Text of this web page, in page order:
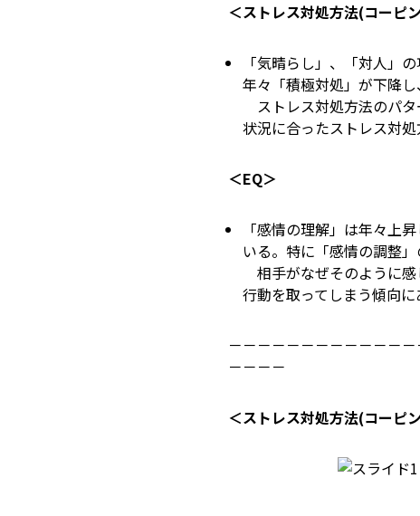
＜ストレス対処方法(コーピ
「気晴らし」、「対人」
年々「積極対処」が下降
ストレス対処方法のパタ
状況に合ったストレス対
＜EQ＞
「感情の理解」は年々上
いる。特に「感情の調整」
相手がなぜそのように
行動を取ってしまう傾向に
－－－－－－－－－－－－
－－－－
＜ストレス対処方法(コーピ